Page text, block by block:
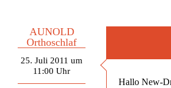
AUNOLD
Orthoschlaf
25. Juli 2011 um
11:00 Uhr
Hallo New-